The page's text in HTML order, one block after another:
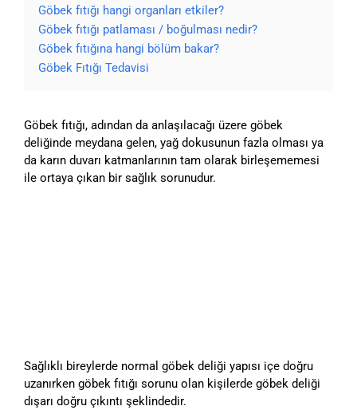
Göbek fıtığı hangi organları etkiler?
Göbek fıtığı patlaması / boğulması nedir?
Göbek fıtığına hangi bölüm bakar?
Göbek Fıtığı Tedavisi
Göbek fıtığı, adından da anlaşılacağı üzere göbek
deliğinde meydana gelen, yağ dokusunun fazla olması ya
da karın duvarı katmanlarının tam olarak birleşememesi
ile ortaya çıkan bir sağlık sorunudur.
Sağlıklı bireylerde normal göbek deliği yapısı içe doğru
uzanırken göbek fıtığı sorunu olan kişilerde göbek deliği
dışarı doğru çıkıntı şeklindedir.